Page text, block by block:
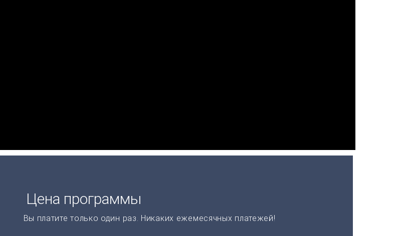
Цена программы
Вы платите только один раз. Никаких ежемесячных платежей!